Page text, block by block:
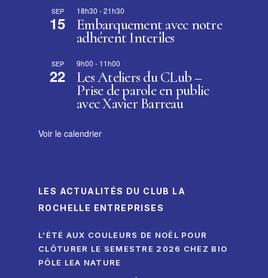
SEP
15
18h30 -21h30
Embarquement avec notre
adhérent Interîles
SEP
22
9h00 - 11h00
Les Ateliers du CLub –
Prise de parole en public
avec Xavier Barreau
Voir le calendrier
LES ACTUALITÉS DU CLUB LA
ROCHELLE ENTREPRISES
L’ÉTÉ AUX COULEURS DE NOËL POUR
CLÔTURER LE SEMESTRE 2026 CHEZ BIO
PÔLE LEA NATURE